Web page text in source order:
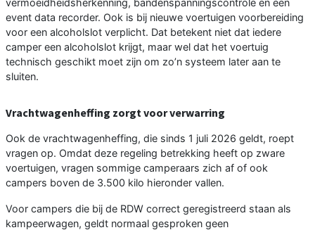
event data recorder. Ook is bij nieuwe voertuigen voorbereiding
voor een alcoholslot verplicht. Dat betekent niet dat iedere
camper een alcoholslot krijgt, maar wel dat het voertuig
technisch geschikt moet zijn om zo’n systeem later aan te
sluiten.
Vrachtwagenheffing zorgt voor verwarring
Ook de vrachtwagenheffing, die sinds 1 juli 2026 geldt, roept
vragen op. Omdat deze regeling betrekking heeft op zware
voertuigen, vragen sommige camperaars zich af of ook
campers boven de 3.500 kilo hieronder vallen.
Voor campers die bij de RDW correct geregistreerd staan als
kampeerwagen, geldt normaal gesproken geen